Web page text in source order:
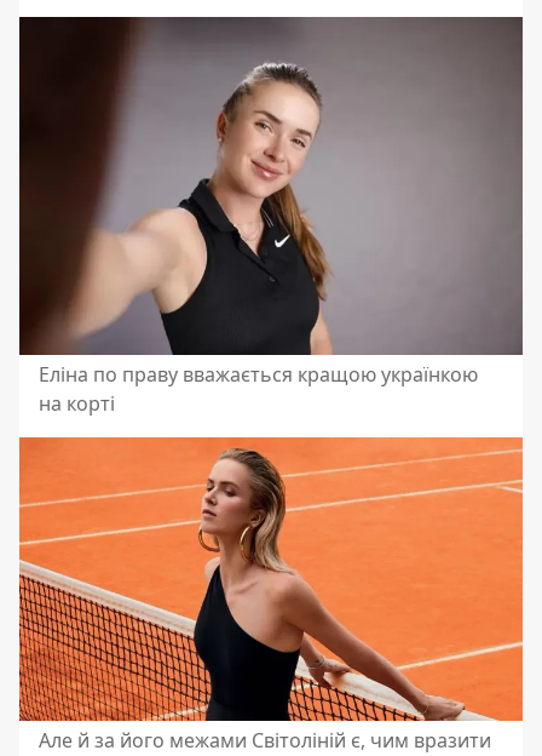
Еліна по праву вважається кращою українкою
на корті
Але й за його межами Світоліній є, чим вразити